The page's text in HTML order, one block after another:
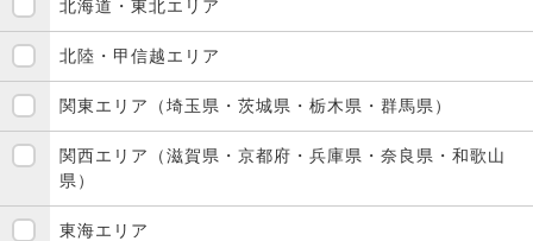
北海道・東北エリア
北陸・甲信越エリア
関東エリア（埼玉県・茨城県・栃木県・群馬県）
関西エリア（滋賀県・京都府・兵庫県・奈良県・和歌山
県）
東海エリア